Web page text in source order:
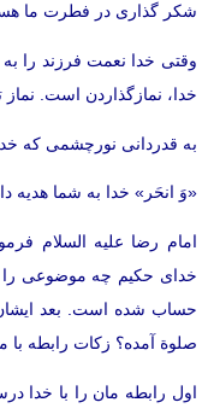
شکر گذاری در فطرت ما
وقتی خدا نعمت فرزند را
خدا، نمازگذاردن است.
به قدردانی نورچشمی که خدا
«وَ انحَر» خدا به شما هدیه
امام رضا علیه السلام
خدای حکیم چه موضوعی
حساب شده است. بعد ایشان
صلوة آمده؟ زکات رابطه با
اول رابطه مان را با خدا